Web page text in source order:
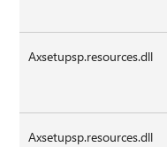
Axsetupsp.resources.dll
Axsetupsp.resources.dll